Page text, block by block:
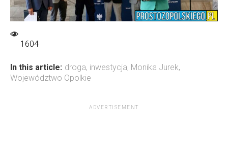
1604
In this article: droga, inwestycja, Monika Jurek,
Województwo Opolkie
ADVERTISEMENT